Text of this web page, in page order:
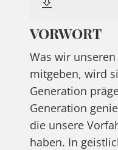
VORWORT
Was wir
mitgeben, wird
Generation
Generation
die unsere
haben. In